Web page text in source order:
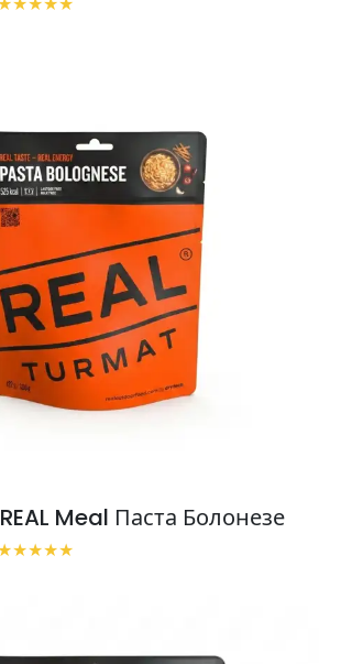
REAL Meal Паста Болонезе